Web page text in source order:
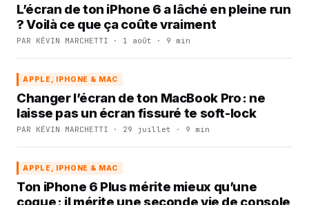
L’écran de ton iPhone 6 a lâché en pleine run
? Voilà ce que ça coûte vraiment
PAR KÉVIN MARCHETTI · 1 août · 9 min
APPLE, IPHONE & MAC
Changer l’écran de ton MacBook Pro : ne
laisse pas un écran fissuré te soft-lock
PAR KÉVIN MARCHETTI · 29 juillet · 9 min
APPLE, IPHONE & MAC
Ton iPhone 6 Plus mérite mieux qu’une
coque : il mérite une seconde vie de console